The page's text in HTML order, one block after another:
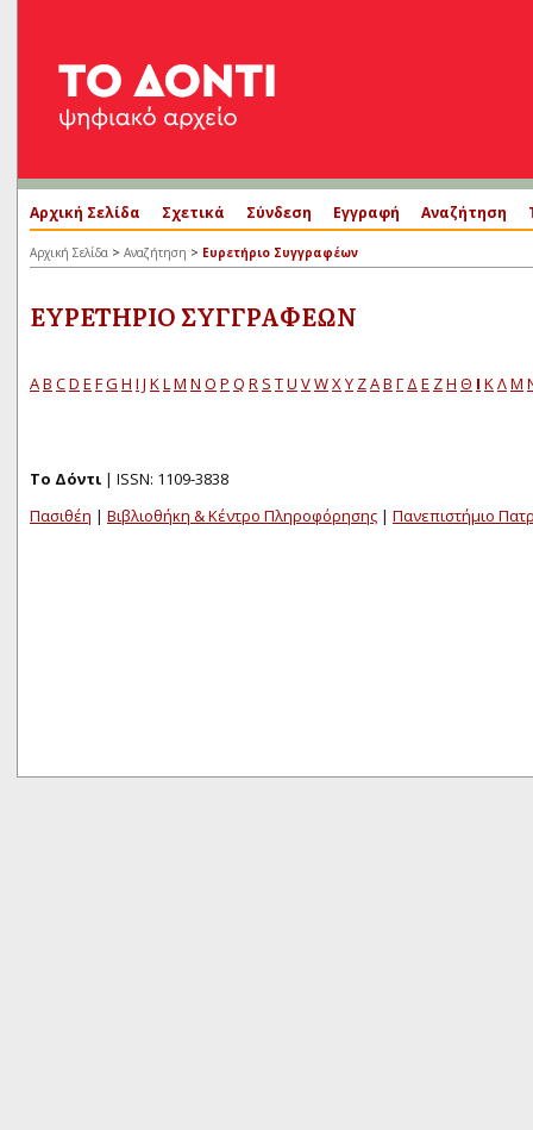
Αρχική Σελίδα Σχετικά Σύνδεση Εγγραφή Αναζήτηση
Αρχική Σελίδα > Αναζήτηση > Ευρετήριο Συγγραφέων
ΕΥΡΕΤΉΡΙΟ ΣΥΓΓΡΑΦΈΩΝ
AB CD E FG H I J KLM N O P Q R S TU VWXY ZΑΒ Γ Δ Ε ΖΗ Θ Ι ΚΛΜ
Το Δόντι | ISSN: 1109-3838
Πασιθέη | Βιβλιοθήκη & Κέντρο Πληροφόρησης | Πανεπιστήμιο